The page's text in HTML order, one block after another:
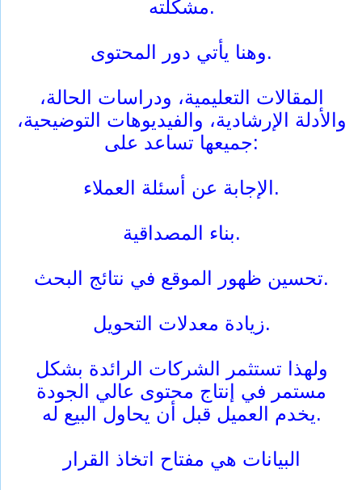
مشكلته.
وهنا يأتي دور المحتوى.
المقالات التعليمية، ودراسات الحالة،
والأدلة الإرشادية، والفيديوهات التوضيحية،
جميعها تساعد على:
الإجابة عن أسئلة العملاء.
بناء المصداقية.
تحسين ظهور الموقع في نتائج البحث.
زيادة معدلات التحويل.
ولهذا تستثمر الشركات الرائدة بشكل
مستمر في إنتاج محتوى عالي الجودة
يخدم العميل قبل أن يحاول البيع له.
البيانات هي مفتاح اتخاذ القرار